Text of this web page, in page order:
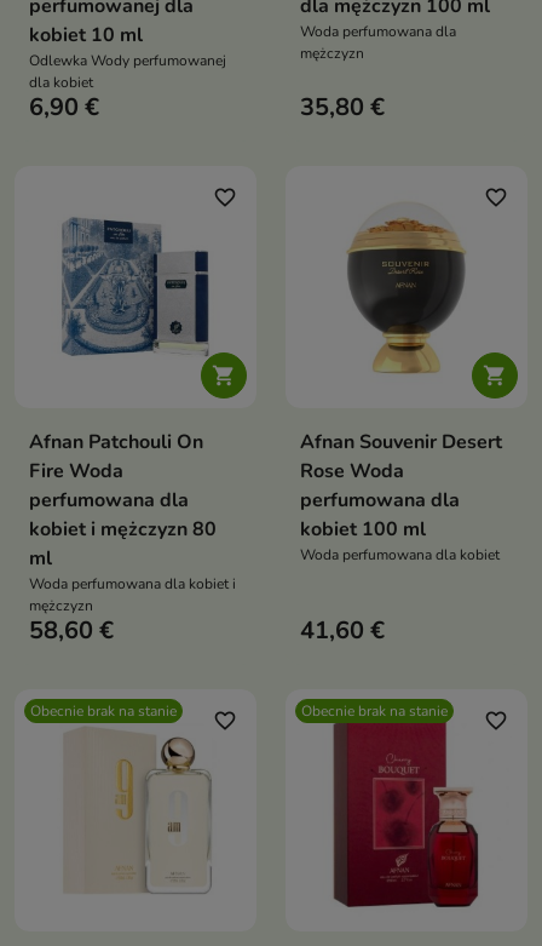
perfumowanej dla
kobiet 10 ml
Odlewka Wody perfumowanej
dla kobiet
6,90 €
dla mężczyzn 100 ml
Woda perfumowana dla
mężczyzn
35,80 €

favorite_border
Afnan Patchouli On
Fire Woda
perfumowana dla
kobiet i mężczyzn 80
ml
Woda perfumowana dla kobiet i
mężczyzn
58,60 €

favorite_border
Afnan Souvenir Desert
Rose Woda
perfumowana dla
kobiet 100 ml
Woda perfumowana dla kobiet
41,60 €
Obecnie brak na stanie favorite_border Obecnie brak na stanie favorite_border